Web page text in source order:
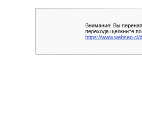
Внимание! Вы
перехода щелкните
https://www.webseo.cl/